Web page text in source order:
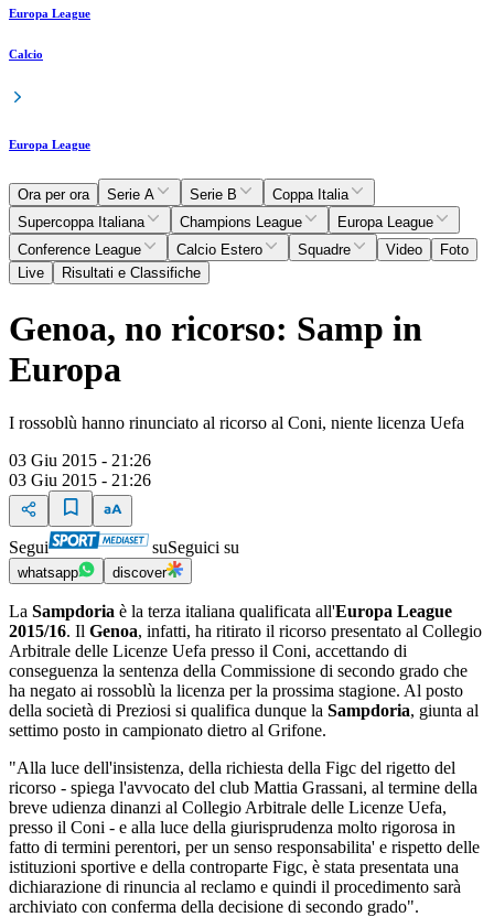
Europa League
Calcio
Europa League
Ora per ora Serie A Serie B
Coppa Italia
Supercoppa Italiana
Champions League
Europa League
Conference League
Calcio Estero Squadre Video
Foto
Live
Risultati e Classifiche
Genoa, no ricorso: Samp in
Europa
I rossoblù hanno rinunciato al ricorso al Coni, niente licenza Uefa
03 Giu 2015 - 21:26
03 Giu 2015 - 21:26
Segui suSeguici su
whatsapp discover
La Sampdoria è la terza italiana qualificata all'Europa League
2015/16. Il Genoa, infatti, ha ritirato il ricorso presentato al Collegio
Arbitrale delle Licenze Uefa presso il Coni, accettando di
conseguenza la sentenza della Commissione di secondo grado che
ha negato ai rossoblù la licenza per la prossima stagione. Al posto
della società di Preziosi si qualifica dunque la Sampdoria, giunta al
settimo posto in campionato dietro al Grifone.
"Alla luce dell'insistenza, della richiesta della Figc del rigetto del
ricorso - spiega l'avvocato del club Mattia Grassani, al termine della
breve udienza dinanzi al Collegio Arbitrale delle Licenze Uefa,
presso il Coni - e alla luce della giurisprudenza molto rigorosa in
fatto di termini perentori, per un senso responsabilita' e rispetto delle
istituzioni sportive e della controparte Figc, è stata presentata una
dichiarazione di rinuncia al reclamo e quindi il procedimento sarà
archiviato con conferma della decisione di secondo grado".